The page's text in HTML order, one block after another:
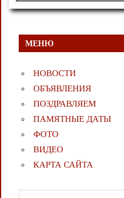
МЕНЮ
НОВОСТИ
ОБЪЯВЛЕНИЯ
ПОЗДРАВЛЯЕМ
ПАМЯТНЫЕ ДАТЫ
ФОТО
ВИДЕО
КАРТА САЙТА